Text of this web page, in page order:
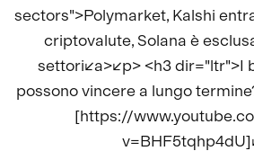
sectors">Polymarket, Kalshi
criptovalute, Solana è
settori</a></p> <h3 dir="ltr">I
possono vincere a lungo
[https://